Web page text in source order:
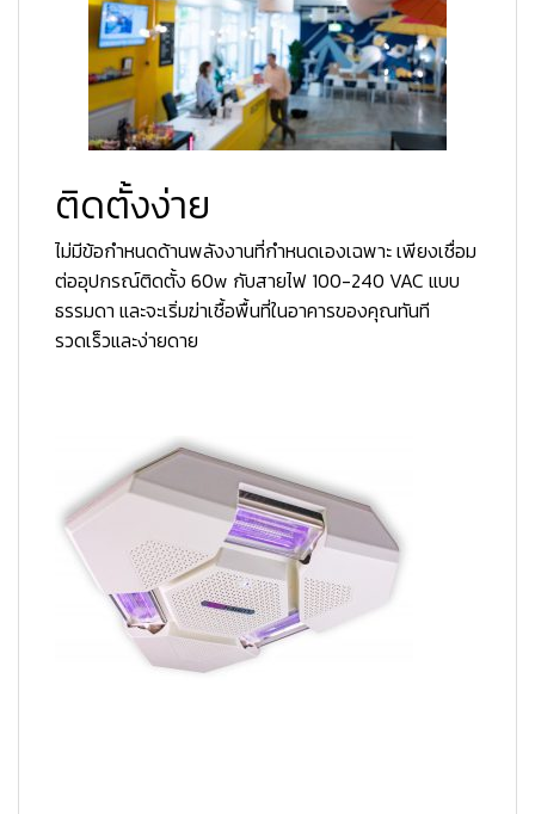
ติดตั้งง่าย
ไม่มีข้อกำหนดด้านพลังงานที่กำหนดเองเฉพาะ เพียงเชื่อม
ต่ออุปกรณ์ติดตั้ง 60w กับสายไฟ 100-240 VAC แบบ
ธรรมดา และจะเริ่มฆ่าเชื้อพื้นที่ในอาคารของคุณทันที
รวดเร็วและง่ายดาย